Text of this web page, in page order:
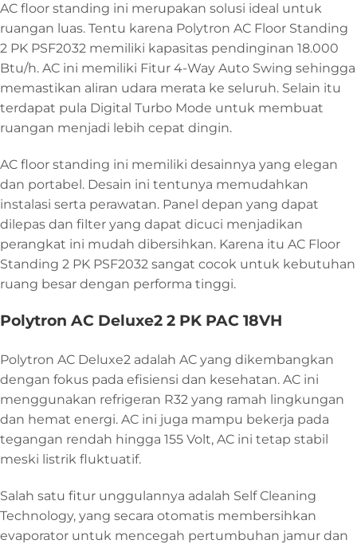
AC floor standing ini merupakan solusi ideal untuk
ruangan luas. Tentu karena Polytron AC Floor Standing
2 PK PSF2032 memiliki kapasitas pendinginan 18.000
Btu/h. AC ini memiliki Fitur 4-Way Auto Swing sehingga
memastikan aliran udara merata ke seluruh. Selain itu
terdapat pula Digital Turbo Mode untuk membuat
ruangan menjadi lebih cepat dingin.
AC floor standing ini memiliki desainnya yang elegan
dan portabel. Desain ini tentunya memudahkan
instalasi serta perawatan. Panel depan yang dapat
dilepas dan filter yang dapat dicuci menjadikan
perangkat ini mudah dibersihkan. Karena itu AC Floor
Standing 2 PK PSF2032 sangat cocok untuk kebutuhan
ruang besar dengan performa tinggi.
Polytron AC Deluxe2 2 PK PAC 18VH
Polytron AC Deluxe2 adalah AC yang dikembangkan
dengan fokus pada efisiensi dan kesehatan. AC ini
menggunakan refrigeran R32 yang ramah lingkungan
dan hemat energi. AC ini juga mampu bekerja pada
tegangan rendah hingga 155 Volt, AC ini tetap stabil
meski listrik fluktuatif.
Salah satu fitur unggulannya adalah Self Cleaning
Technology, yang secara otomatis membersihkan
evaporator untuk mencegah pertumbuhan jamur dan